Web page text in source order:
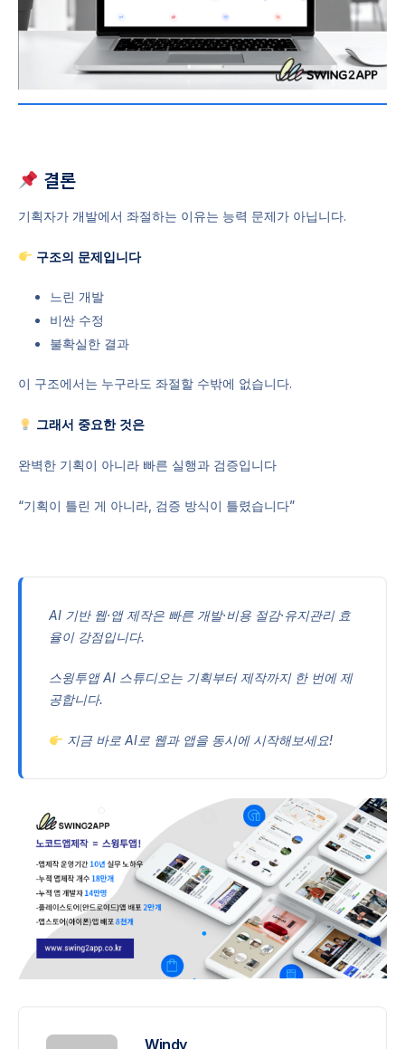
결론
기획자가 개발에서 좌절하는 이유는 능력 문제가 아닙니다.
구조의 문제입니다
느린 개발
비싼 수정
불확실한 결과
이 구조에서는 누구라도 좌절할 수밖에 없습니다.
그래서 중요한 것은
완벽한 기획이 아니라 빠른 실행과 검증입니다
“기획이 틀린 게 아니라, 검증 방식이 틀렸습니다”
AI 기반 웹·앱 제작은 빠른 개발·비용 절감·유지관리 효
율이 강점입니다.
스윙투앱 AI 스튜디오는 기획부터 제작까지 한 번에 제
공합니다.
지금 바로 AI로 웹과 앱을 동시에 시작해보세요!
Windy